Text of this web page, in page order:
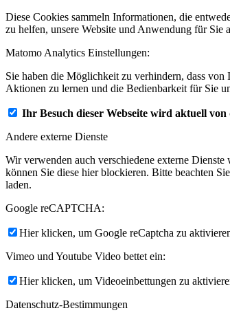
Diese Cookies sammeln Informationen, die
zu helfen, unsere Website und Anwendung für Sie
Matomo Analytics Einstellungen:
Sie haben die Möglichkeit zu verhindern, dass
Aktionen zu lernen und die Bedienbarkeit für Sie
Ihr Besuch dieser Webseite wird aktuell
Andere externe Dienste
Wir verwenden auch verschiedene externe
können Sie diese hier blockieren. Bitte beachten
laden.
Google reCAPTCHA:
Hier klicken, um Google reCaptcha zu
Vimeo und Youtube Video bettet ein:
Hier klicken, um Videoeinbettungen zu
Datenschutz-Bestimmungen